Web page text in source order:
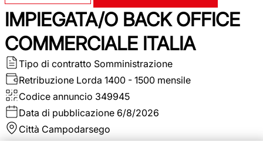
IMPIEGATA/O BACK OFFICE
COMMERCIALE ITALIA
Tipo di contratto Somministrazione
Retribuzione Lorda 1400 - 1500 mensile
Codice annuncio 349945
Data di pubblicazione 6/8/2026
Città Campodarsego